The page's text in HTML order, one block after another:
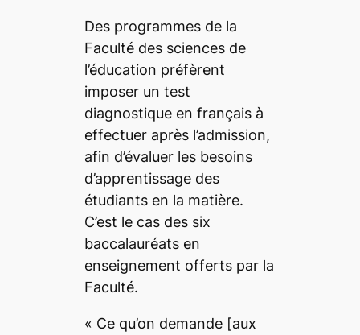
Des programmes de la
Faculté des sciences de
l’éducation préfèrent
imposer un test
diagnostique en français à
effectuer après l’admission,
afin d’évaluer les besoins
d’apprentissage des
étudiants en la matière.
C’est le cas des six
baccalauréats en
enseignement offerts par la
Faculté.
« Ce qu’on demande [aux